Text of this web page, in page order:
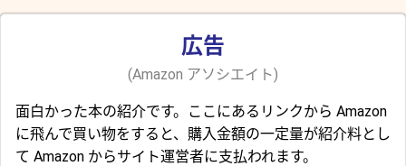
広告
(Amazon アソシエイト)
面白かった本の紹介です。ここにあるリンクから Amazon
に飛んで買い物をすると、購入金額の一定量が紹介料とし
て Amazon からサイト運営者に支払われます。